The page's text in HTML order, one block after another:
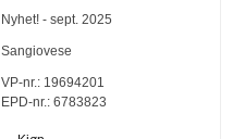
Nyhet! - sept. 2025
Sangiovese
VP-nr.: 19694201
EPD-nr.: 6783823